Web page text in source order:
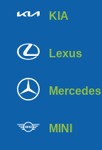
KIA
Lexus
Mercedes
MINI